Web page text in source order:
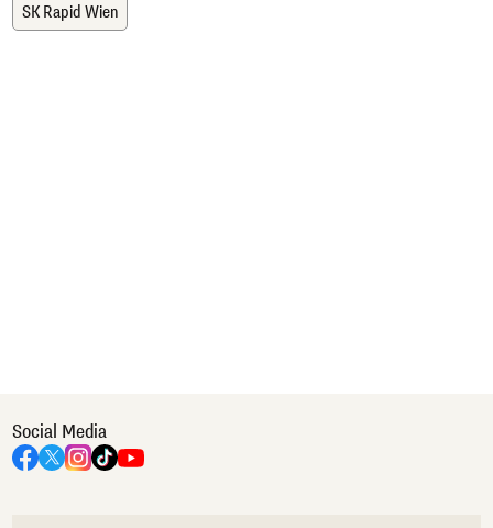
SK Rapid Wien
Social Media